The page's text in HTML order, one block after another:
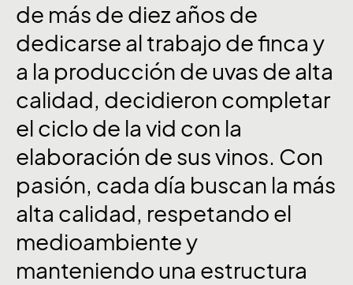
de más de diez años de
dedicarse al trabajo definca y
a la producción de uvas de alta
calidad, decidieron completar
el ciclo de la vid con la
elaboración de susvinos. Con
pasión, cada día buscan la más
alta calidad, respetando el
medioambientey
manteniendo una estructura